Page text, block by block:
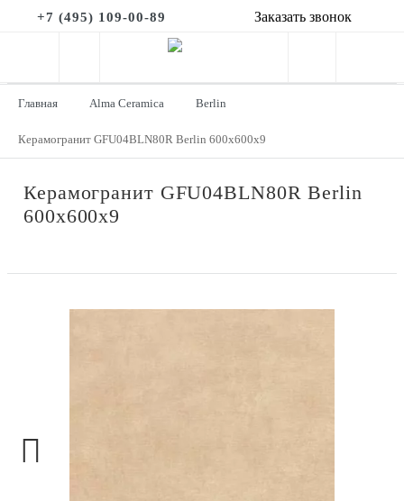
+7 (495) 109-00-89 Заказать звонок
Главная Alma Ceramica Berlin
Керамогранит GFU04BLN80R Berlin 600x600x9
Керамогранит GFU04BLN80R Berlin
600x600x9